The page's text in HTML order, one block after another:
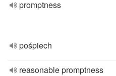
promptness
pośpiech
reasonable promptness